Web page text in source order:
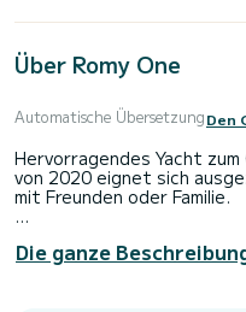
Über Romy One
Automatische ÜbersetzungDen
Hervorragendes Yacht
von 2020 eignet sich
mit Freunden oder Familie.
Kapazität von 8 Personen.
Metern wird es Ihr
Die ganze